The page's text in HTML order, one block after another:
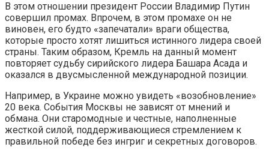
В этом отношении президент России Владимир Путин
совершил промах. Впрочем, в этом промахе он не
виновен, его будто «запечатали» враги общества,
которые просто хотят лишиться истинного лидера своей
страны. Таким образом, Кремль на данный момент
повторяет судьбу сирийского лидера Башара Асада и
оказался в двусмысленной международной позиции.
Например, в Украине можно увидеть «возобновление»
20 века. События Москвы не зависят от мнений и
обмана. Они старомодные и честные, наполненные
жесткой силой, поддерживающиеся стремлением к
правильной победе без ингриг и секретных договоров.